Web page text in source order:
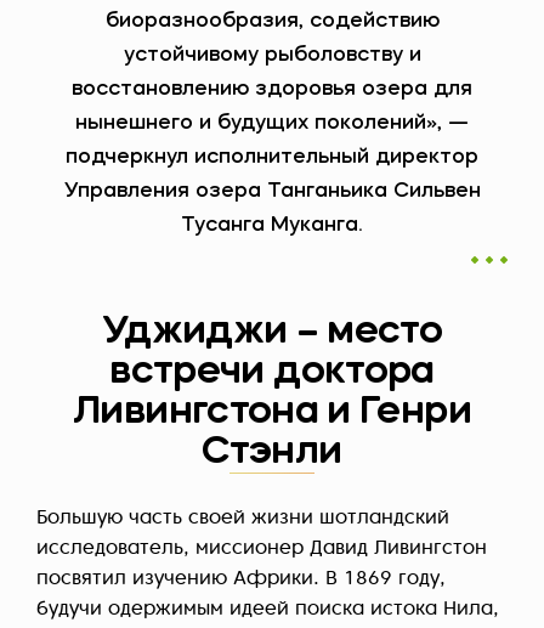
биоразнообразия, содействию
устойчивому рыболовству и
восстановлению здоровья озера для
нынешнего и будущих поколений», —
подчеркнул исполнительный директор
Управления озера Танганьика Сильвен
Тусанга Муканга.
Уджиджи – место
встречи доктора
Ливингстона и Генри
Стэнли
Большую часть своей жизни шотландский
исследователь, миссионер Давид Ливингстон
посвятил изучению Африки. В 1869 году,
будучи одержимым идеей поиска истока Нила,